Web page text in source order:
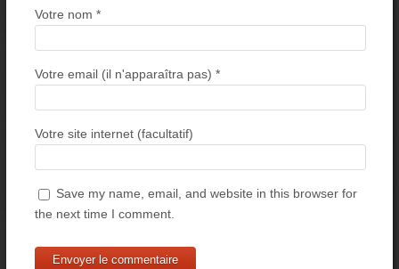
Votre nom *
Votre email (il n'apparaîtra pas) *
Votre site internet (facultatif)
Save my name, email, and website in this browser for
the next time I comment.